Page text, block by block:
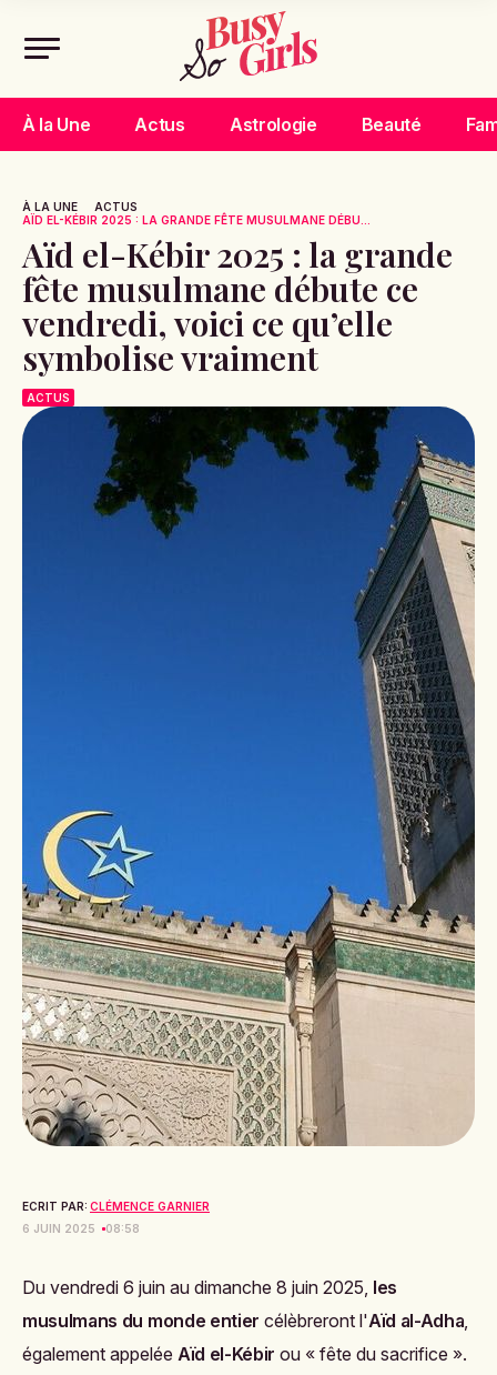
À la Une Actus Astrologie Beauté
À LA UNE
ACTUS
AÏD EL-KÉBIR 2025 : LA GRANDE FÊTE MUSULMANE DÉBU...
Aïd el-Kébir 2025 : la grande
fête musulmane débute ce
vendredi, voici ce qu’elle
symbolise vraiment
ACTUS
ECRIT PAR: CLÉMENCE GARNIER
6 JUIN 2025
08:58
Du vendredi 6 juin au dimanche 8 juin 2025, les
musulmans du monde entier célèbreront l'Aïd al-Adha,
également appelée Aïd el-Kébir ou « fête du sacrifice ».